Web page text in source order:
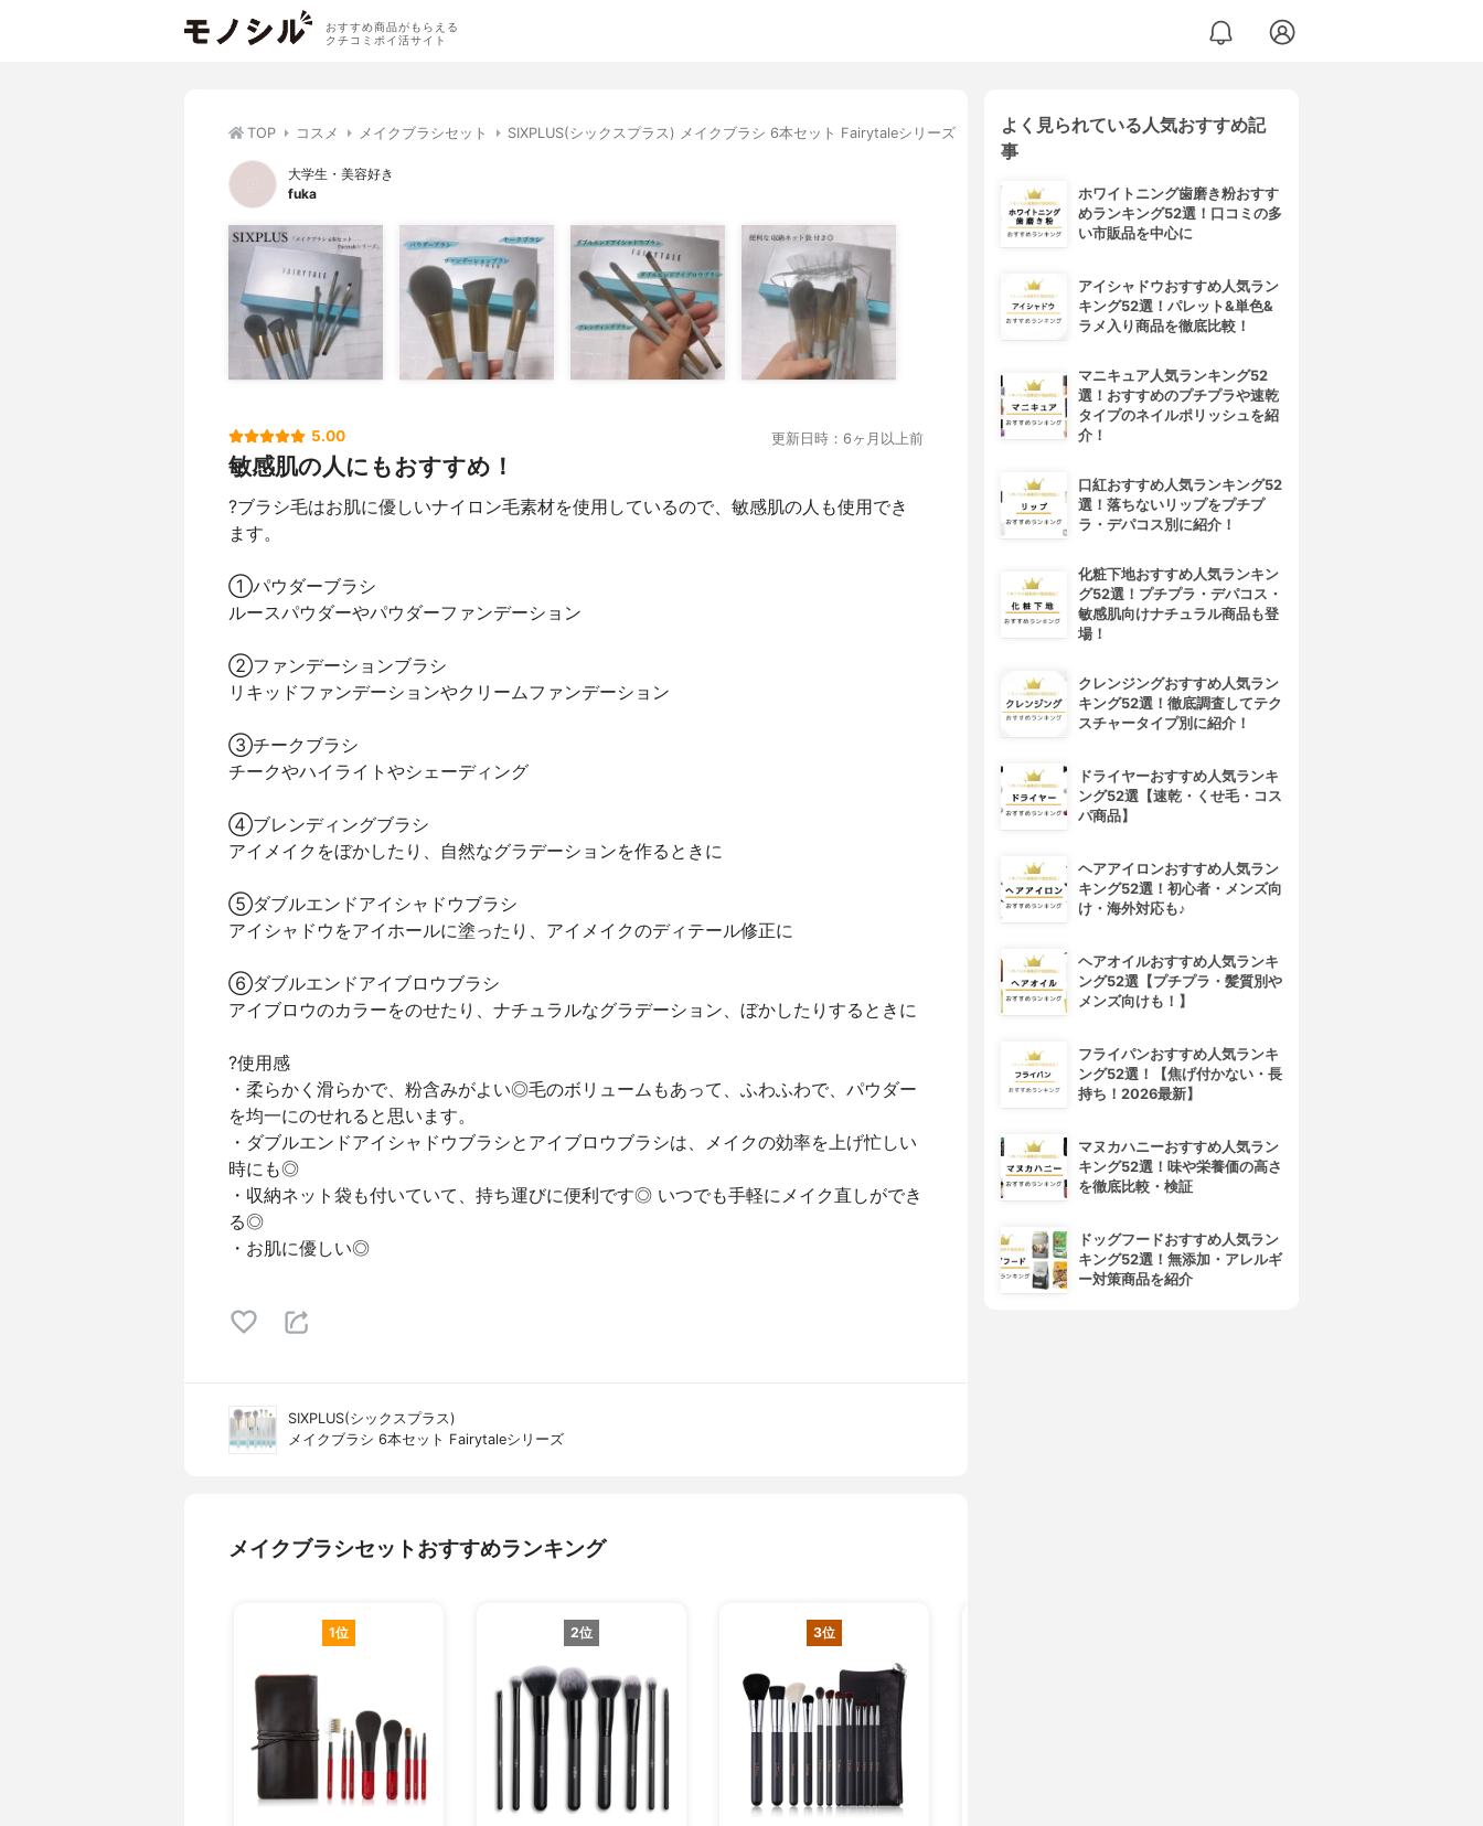
おすすめ商品がもらえる
クチコミポイ活サイト
TOP コスメ メイクブラシセット SIXPLUS(シックスプラス) メイクブラシ 6本セット Fairytaleシリーズ
大学生・美容好き
fuka
5.00 更新日時：6ヶ月以上前
敏感肌の人にもおすすめ！
?ブラシ毛はお肌に優しいナイロン毛素材を使用しているので、敏感肌の人も使用でき
ます。
①パウダーブラシ
ルースパウダーやパウダーファンデーション
②ファンデーションブラシ
リキッドファンデーションやクリームファンデーション
③チークブラシ
チークやハイライトやシェーディング
④ブレンディングブラシ
アイメイクをぼかしたり、自然なグラデーションを作るときに
⑤ダブルエンドアイシャドウブラシ
アイシャドウをアイホールに塗ったり、アイメイクのディテール修正に
⑥ダブルエンドアイブロウブラシ
アイブロウのカラーをのせたり、ナチュラルなグラデーション、ぼかしたりするときに
?使用感
・柔らかく滑らかで、粉含みがよい◎毛のボリュームもあって、ふわふわで、パウダー
を均一にのせれると思います。
・ダブルエンドアイシャドウブラシとアイブロウブラシは、メイクの効率を上げ忙しい
時にも◎
・収納ネット袋も付いていて、持ち運びに便利です◎ いつでも手軽にメイク直しができ
る◎
・お肌に優しい◎
SIXPLUS(シックスプラス)
メイクブラシ 6本セット Fairytaleシリーズ
メイクブラシセットおすすめランキング
1位 2位 3位
よく見られている人気おすすめ記
事
ホワイトニング歯磨き粉おすす
めランキング52選！口コミの多
い市販品を中心に
アイシャドウおすすめ人気ラン
キング52選！パレット&単色&
ラメ入り商品を徹底比較！
マニキュア人気ランキング52
選！おすすめのプチプラや速乾
タイプのネイルポリッシュを紹
介！
口紅おすすめ人気ランキング52
選！落ちないリップをプチプ
ラ・デパコス別に紹介！
化粧下地おすすめ人気ランキン
グ52選！プチプラ・デパコス・
敏感肌向けナチュラル商品も登
場！
クレンジングおすすめ人気ラン
キング52選！徹底調査してテク
スチャータイプ別に紹介！
ドライヤーおすすめ人気ランキ
ング52選【速乾・くせ毛・コス
パ商品】
ヘアアイロンおすすめ人気ラン
キング52選！初心者・メンズ向
け・海外対応も♪
ヘアオイルおすすめ人気ランキ
ング52選【プチプラ・髪質別や
メンズ向けも！】
フライパンおすすめ人気ランキ
ング52選！【焦げ付かない・長
持ち！2026最新】
マヌカハニーおすすめ人気ラン
キング52選！味や栄養価の高さ
を徹底比較・検証
ドッグフードおすすめ人気ラン
キング52選！無添加・アレルギ
ー対策商品を紹介